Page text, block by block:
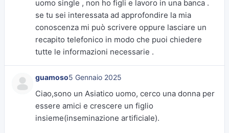
uomo single , non ho figli e lavoro in una banca .
se tu sei interessata ad approfondire la mia
conoscenza mi può scrivere oppure lasciare un
recapito telefonico in modo che puoi chiedere
tutte le informazioni necessarie .
guamoso5 Gennaio 2025
Ciao,sono un Asiatico uomo, cerco una donna per
essere amici e crescere un figlio
insieme(inseminazione artificiale).